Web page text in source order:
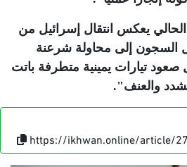
يعكس انتقال إسرائيل من
السجون إلى محاولة شرعنة
صعود تيارات يمينية متطرفة باتت
والعنف".
https://ikhwan.online/article/